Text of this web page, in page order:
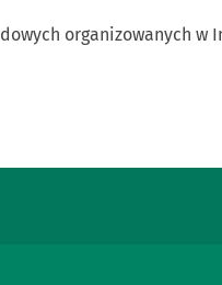
organizowanych